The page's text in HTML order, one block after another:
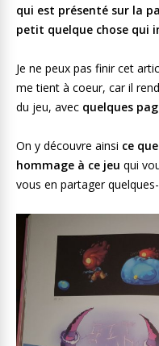
qui est présenté sur la
petit quelque chose qui
Je ne peux pas finir cet
me tient à coeur, car il
du jeu, avec quelques
On y découvre ainsi ce
hommage à ce jeu qui
vous en partager